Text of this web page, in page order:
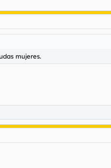
mujeres.